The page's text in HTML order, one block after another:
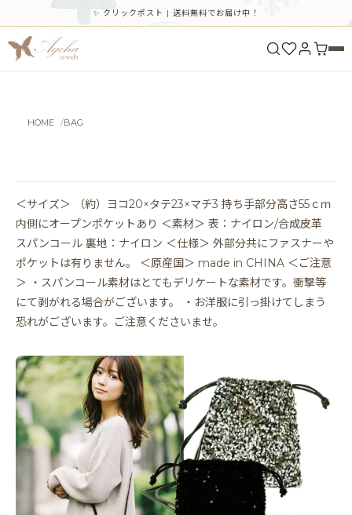
✨ クリックポスト | 送料無料でお届け中！
HOME BAG
＜サイズ＞ （約）ヨコ20×タテ23×マチ3 持ち手部分高さ55ｃｍ
内側にオープンポケットあり ＜素材＞ 表：ナイロン/合成皮革
スパンコール 裏地：ナイロン ＜仕様＞ 外部分共にファスナーや
ポケットは有りません。 ＜原産国＞ made in CHINA ＜ご注意
＞ ・スパンコール素材はとてもデリケートな素材です。衝撃等
にて剥がれる場合がございます。 ・お洋服に引っ掛けてしまう
恐れがございます。ご注意くださいませ。